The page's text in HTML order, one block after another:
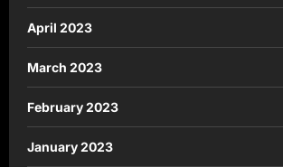
April 2023
March 2023
February 2023
January 2023